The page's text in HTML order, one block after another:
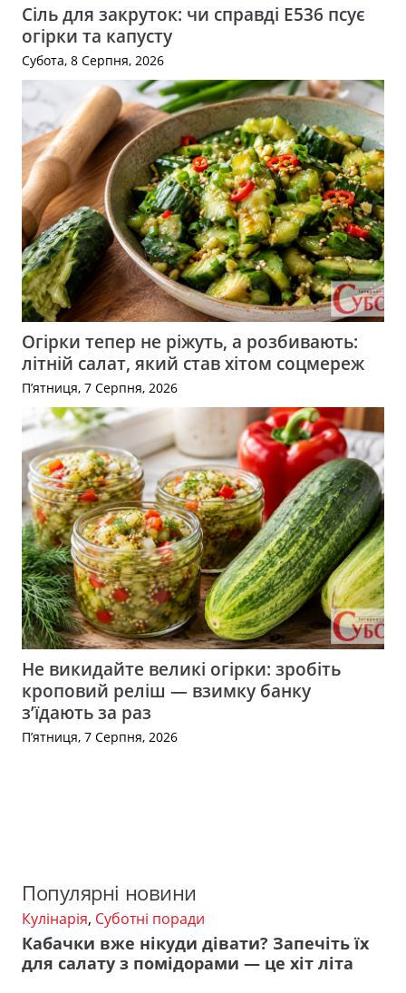
Сіль для закруток: чи справді Е536 псує
огірки та капусту
Субота, 8 Серпня, 2026
Огірки тепер не ріжуть, а розбивають:
літній салат, який став хітом соцмереж
П’ятниця, 7 Серпня, 2026
Не викидайте великі огірки: зробіть
кроповий реліш — взимку банку
з’їдають за раз
П’ятниця, 7 Серпня, 2026
Популярні новини
Кулінарія, Суботні поради
Кабачки вже нікуди дівати? Запечіть їх
для салату з помідорами — це хіт літа